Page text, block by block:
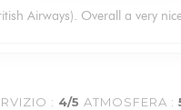
Airways). Overall a very
: 4/5 ATMOSFERA :